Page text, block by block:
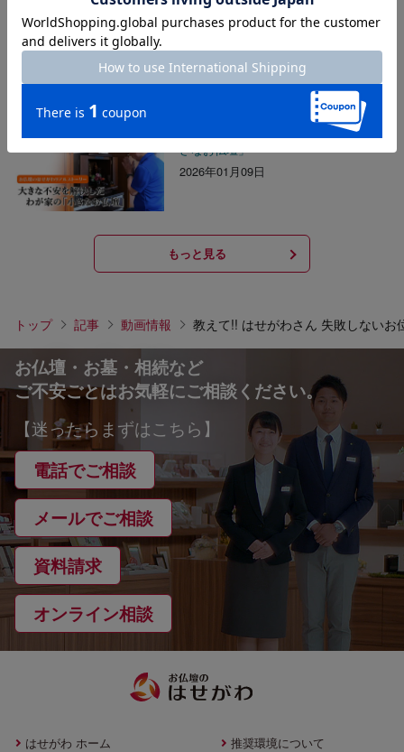
教えて!!はせがわさん お仏壇は必要で
すか？
2024年12月06日
大きな不安を解決した わが家の「小
さなお仏壇」
2026年01月09日
もっと見る
トップ 記事 動画情報 教えて!! はせがわさん 失敗しないお
お仏壇・お墓・相続など
ご不安ごとはお気軽にご相談ください。
【迷ったらまずはこちら】
電話でご相談
メールでご相談
資料請求
オンライン相談
はせがわ ホーム 推奨環境について